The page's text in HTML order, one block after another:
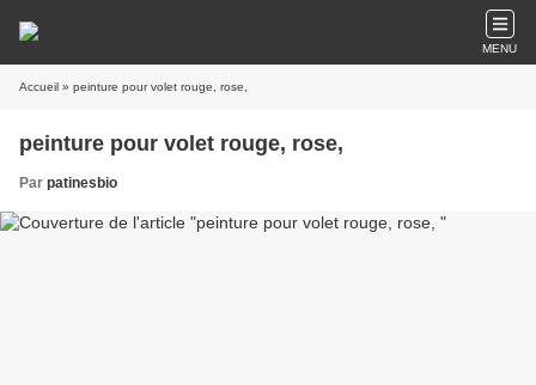
MENU
Accueil » peinture pour volet rouge, rose,
peinture pour volet rouge, rose,
Par patinesbio